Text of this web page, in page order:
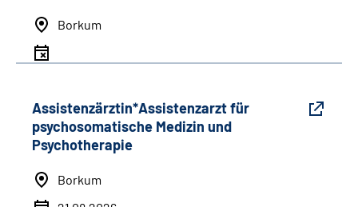
Borkum
Assistenzärztin*Assistenzarzt für
psychosomatische Medizin und
Psychotherapie
Borkum